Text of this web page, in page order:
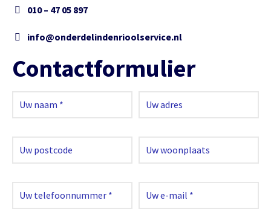
010 – 47 05 897
info@onderdelindenrioolservice.nl
Contactformulier